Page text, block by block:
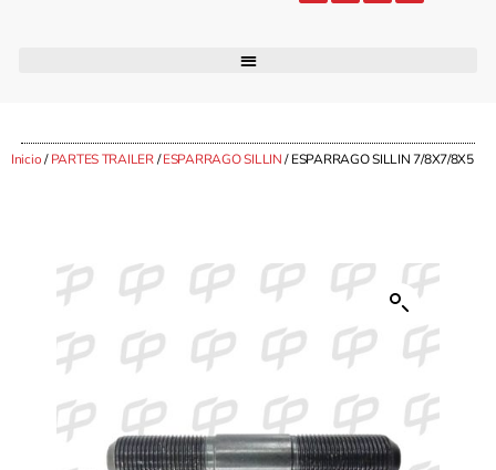
Inicio/PARTES TRAILER/ESPARRAGO SILLIN/ ESPARRAGO SILLIN 7/8X7/8X5